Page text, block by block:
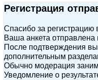
Регистрация
Спасибо за регистрацию
Ваша анкета отправлена
После подтверждения вы
дополнительным
Обычно модерация
Уведомление о